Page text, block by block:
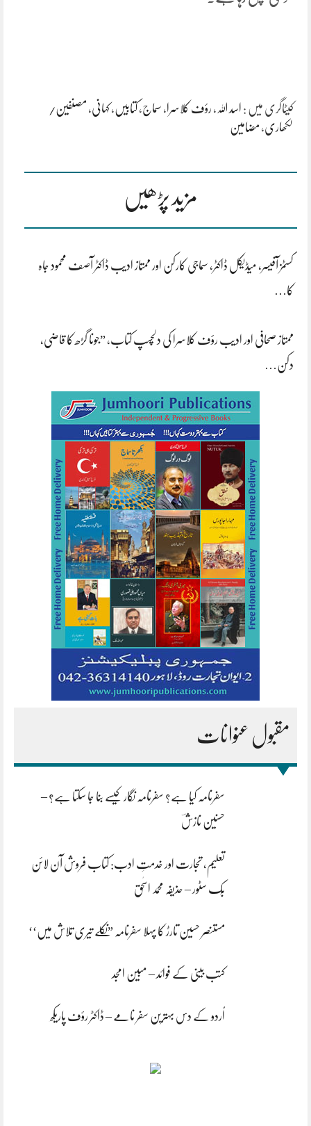
کیٹاگری میں : اسد اللہ ، رؤف کلاسرا، سماج،کتابیں ،کہانی، مصنفین/
لکھاری، مضامین
مزید پڑھیں
کسٹمز آفیسر، میڈیکل ڈاکٹر، سماجی کارکن اور ممتاز ادیب ڈاکٹر آصف محمود جاہ
کا…
ممتاز صحافی اور ادیب رؤف کلاسرا کی دلچسپ کتاب، ”جونا گڑھ کا قاضی،
دکن…
مقبول عنوانات
سفرنامہ کیا ہے؟ سفرنامہ نگار کیسے بنا جا سکتا ہے؟ –
حسنین نازشؔ
تعلیم، تجارت اور خدمتِ ادب: کتاب فروش آن لائن
بُک سٹور – حذیفہ محمد اسحٰق
مستنصر حسین تارڑ کا پہلا سفرنامہ ”نکلے تیری تلاش میں‘‘
کتب بینی کے فوائد – مبین امجد
اُردو کے دس بہترین سفر نامے – ڈاکٹر رؤف پاریکھ